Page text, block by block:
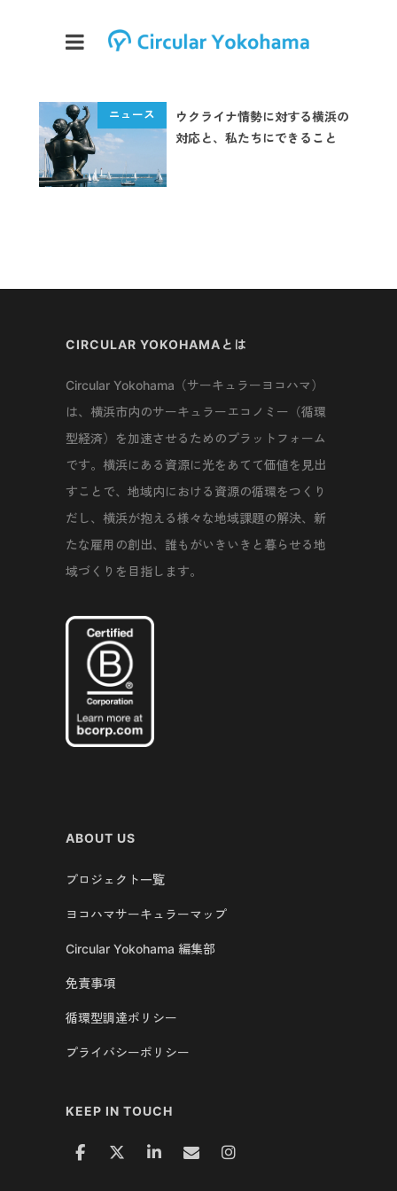
ウクライナ情勢に対する横浜の
対応と、私たちにできること
CIRCULAR YOKOHAMAとは
Circular Yokohama（サーキュラーヨコハマ）
は、横浜市内のサーキュラーエコノミー（循環
型経済）を加速させるためのプラットフォーム
です。横浜にある資源に光をあてて価値を見出
すことで、地域内における資源の循環をつくり
だし、横浜が抱える様々な地域課題の解決、新
たな雇用の創出、誰もがいきいきと暮らせる地
域づくりを目指します。
ABOUT US
プロジェクト一覧
ヨコハマサーキュラーマップ
Circular Yokohama 編集部
免責事項
循環型調達ポリシー
プライバシーポリシー
KEEP IN TOUCH